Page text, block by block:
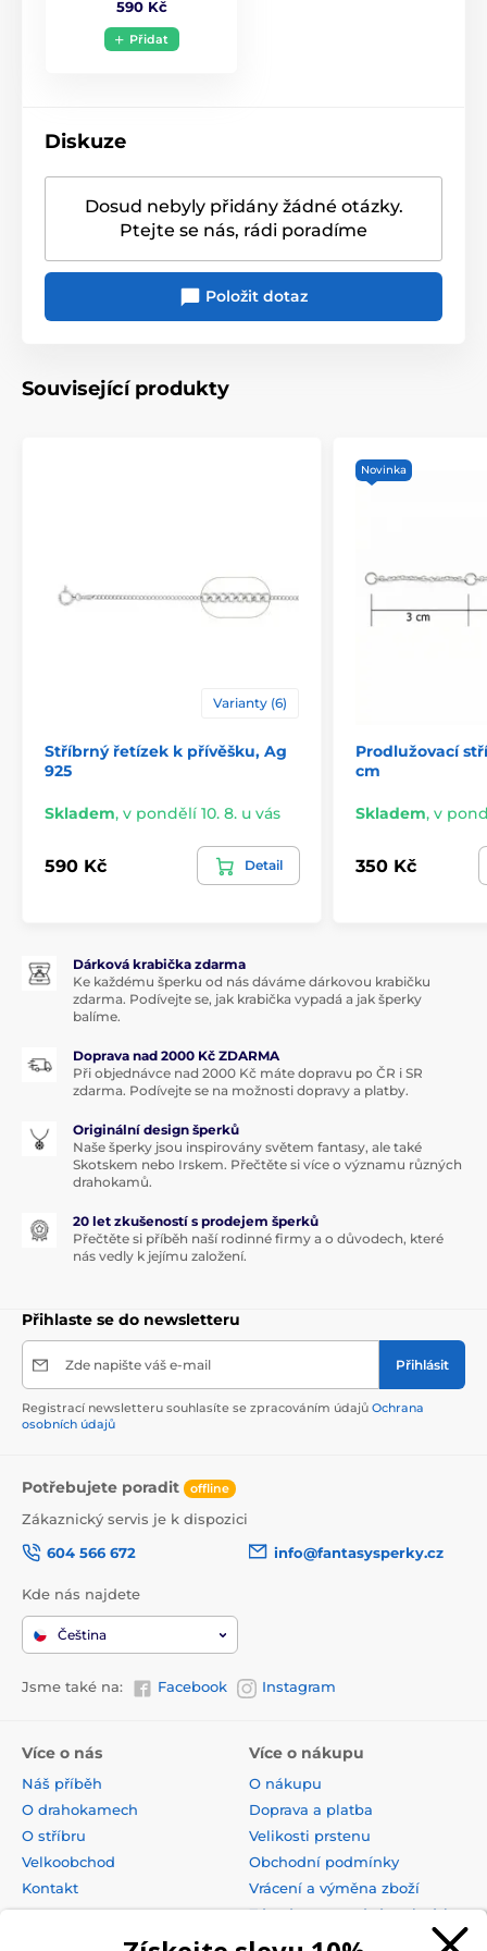
Detaily produktu:
nejstarších bohů. Noste tento šperk jako symbol
spojení s přírodou, síly a nekonečné energie života.
590 Kč
Přidat
Diskuze
Dosud nebyly přidány žádné otázky.
Ptejte se nás, rádi poradíme
Položit dotaz
Související produkty
Varianty (6)
Stříbrný řetízek k přívěšku, Ag
925
Skladem, v pondělí 10. 8. u vás
590 Kč Detail
Novinka
Prodlužovací
cm
Skladem, v
350 Kč
Dárková krabička zdarma
Ke každému šperku od nás dáváme dárkovou krabičku
zdarma. Podívejte se, jak krabička vypadá a jak šperky
balíme.
Doprava nad 2000 Kč ZDARMA
Při objednávce nad 2000 Kč máte dopravu po ČR i SR
zdarma. Podívejte se na možnosti dopravy a platby.
Originální design šperků
Naše šperky jsou inspirovány světem fantasy, ale také
Skotskem nebo Irskem. Přečtěte si více o významu různých
drahokamů.
20 let zkušeností s prodejem šperků
Přečtěte si příběh naší rodinné firmy a o důvodech, které
nás vedly k jejímu založení.
Přihlaste se do newsletteru
Zde napište váš e-mail Přihlásit
Registrací newsletteru souhlasíte se zpracováním údajů Ochrana
osobních údajů
Potřebujete poradit offline
Zákaznický servis je k dispozici
604 566 672
info@fantasysperky.cz
Kde nás najdete
Čeština
Jsme také na: Facebook Instagram
Více o nás
Náš příběh
O drahokamech
O stříbru
Velkoobchod
Kontakt
Více o nákupu
O nákupu
Doprava a platba
Velikosti prstenu
Obchodní podmínky
Vrácení a výměna zboží
Zásady zpracování osobních